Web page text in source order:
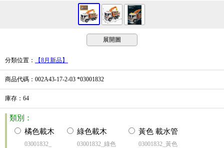
展開圖
分類位置 ： 【8月新品】
商品代碼 ：002A43-17-2-03 *03001832
庫存 ： 64
類別：
橘色載木
03001832_
綠色載木
03001832_綠色
黃色 載水管
03001832_黃色